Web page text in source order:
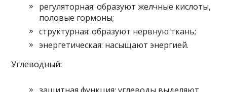
регуляторная: образуют желчные кислоты,
половые гормоны;
структурная: образуют нервную ткань;
энергетическая: насыщают энергией.
Углеводный: